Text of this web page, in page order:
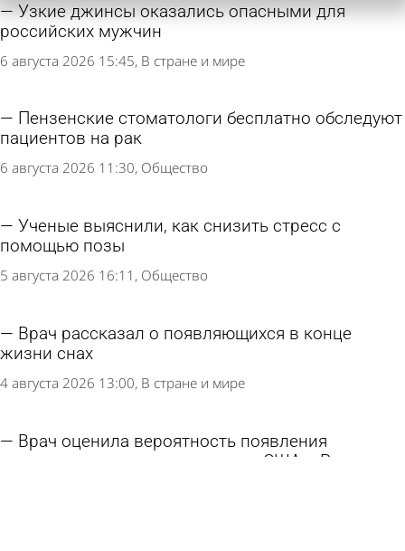
Узкие джинсы оказались опасными для
российских мужчин
6 августа 2026 15:45 В стране и мире
Пензенские стоматологи бесплатно обследуют
пациентов на рак
6 августа 2026 11:30 Общество
Ученые выяснили, как снизить стресс с
помощью позы
5 августа 2026 16:11 Общество
Врач рассказал о появляющихся в конце
жизни снах
4 августа 2026 13:00 В стране и мире
Врач оценила вероятность появления
смертельно опасного вируса из США в России